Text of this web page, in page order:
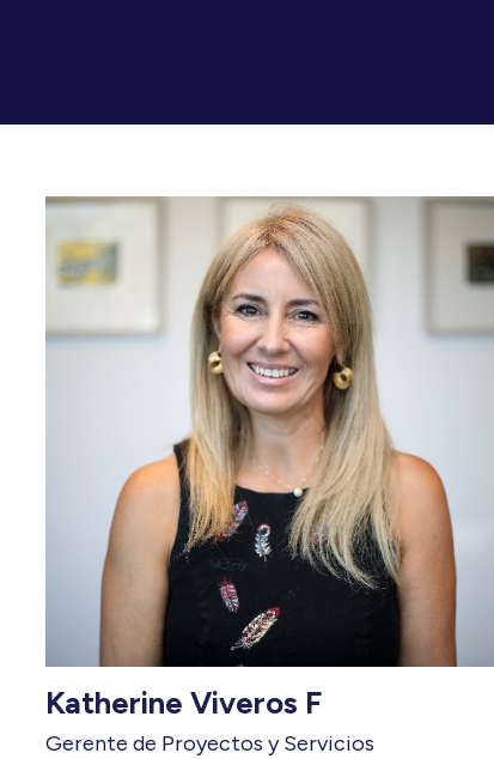
Katherine Viveros F
Gerente de Proyectos y Servicios